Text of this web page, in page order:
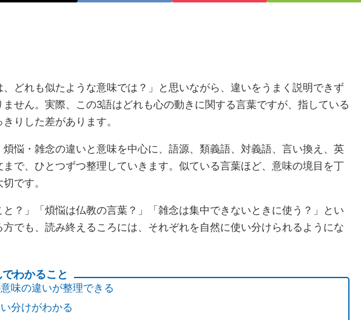
、どれも似たような意味では？」と思いながら、違いをうまく説明できず
せん。実際、この3語はどれも心の動きに関する言葉ですが、指している
りした差があります。
煩悩・雑念の違いと意味を中心に、語源、類義語、対義語、言い換え、英
で、ひとつずつ整理していきます。似ている言葉ほど、意味の境目を丁
です。
と？」「煩悩は仏教の言葉？」「雑念は集中できないときに使う？」とい
方でも、読み終えるころには、それぞれを自然に使い分けられるようにな
味の違いが整理できる
分けがわかる